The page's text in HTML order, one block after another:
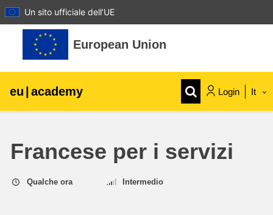
Un sito ufficiale dell’UE
Vai al contenuto principale
European Union
eu | academy Login It
agricoltura e sviluppo rurale
bambini e giovani
Francese per i servizi
Qualche ora Intermedio